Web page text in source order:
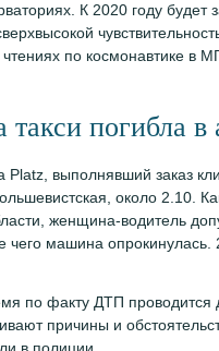
К 2020 году будет
чтениях по космонавтике в
погибла
Platz, выполнявший заказ
около 2.10.
женщина-водитель
чего машина
по факту ДТП проводится
причины и